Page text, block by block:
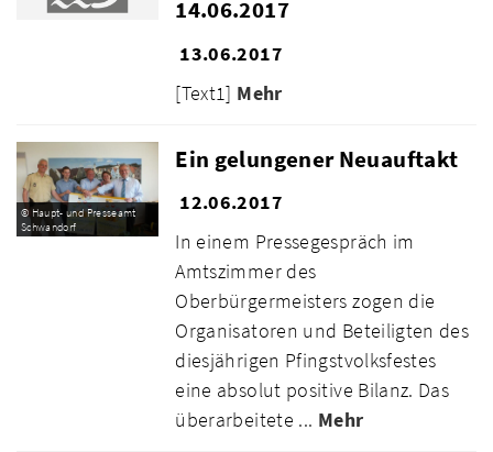
14.06.2017
13.06.2017
[Text1] Mehr
© Haupt- und Presseamt
Schwandorf
Ein gelungener Neuauftakt
12.06.2017
In einem Pressegespräch im
Amtszimmer des
Oberbürgermeisters zogen die
Organisatoren und Beteiligten des
diesjährigen Pfingstvolksfestes
eine absolut positive Bilanz. Das
überarbeitete ... Mehr